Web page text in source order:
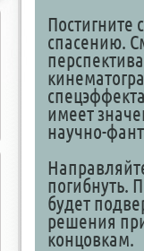
Постигните
спасению.
имеет
научно-
погибнуть.
будет
решения
концовкам.